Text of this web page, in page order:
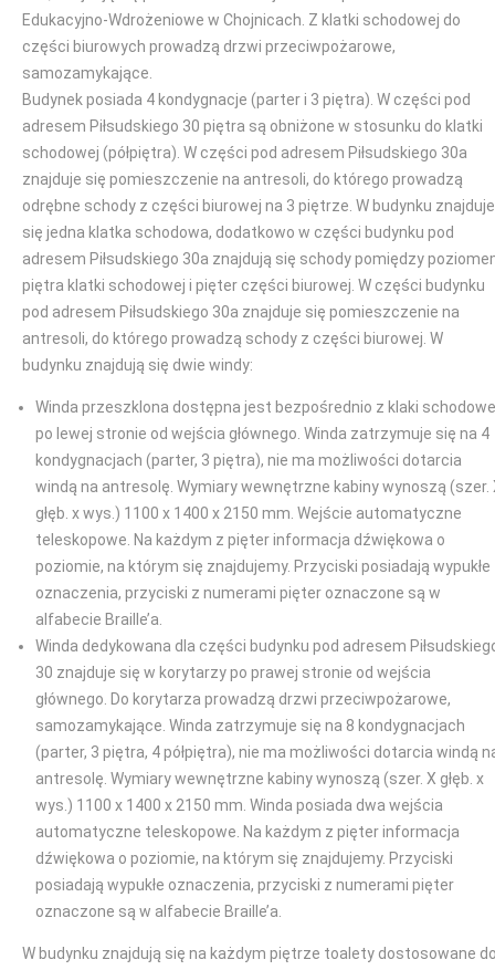
Edukacyjno-Wdrożeniowe w Chojnicach. Z klatki schodowej do
części biurowych prowadzą drzwi przeciwpożarowe,
samozamykające.
Budynek posiada 4 kondygnacje (parter i 3 piętra). W części pod
adresem Piłsudskiego 30 piętra są obniżone w stosunku do klatki
schodowej (półpiętra). W części pod adresem Piłsudskiego 30a
znajduje się pomieszczenie na antresoli, do którego prowadzą
odrębne schody z części biurowej na 3 piętrze. W budynku znajduje
się jedna klatka schodowa, dodatkowo w części budynku pod
adresem Piłsudskiego 30a znajdują się schody pomiędzy
piętra klatki schodowej i pięter części biurowej. W części budynku
pod adresem Piłsudskiego 30a znajduje się pomieszczenie na
antresoli, do którego prowadzą schody z części biurowej. W
budynku znajdują się dwie windy:
Winda przeszklona dostępna jest bezpośrednio z klaki
po lewej stronie od wejścia głównego. Winda zatrzymuje się na 4
kondygnacjach (parter, 3 piętra), nie ma możliwości dotarcia
windą na antresolę. Wymiary wewnętrzne kabiny wynoszą (szer.
głęb. x wys.) 1100 x 1400 x 2150 mm. Wejście automatyczne
teleskopowe. Na każdym z pięter informacja dźwiękowa o
poziomie, na którym się znajdujemy. Przyciski posiadają wypukłe
oznaczenia, przyciski z numerami pięter oznaczone są w
alfabecie Braille’a.
Winda dedykowana dla części budynku pod adresem
30 znajduje się w korytarzy po prawej stronie od wejścia
głównego. Do korytarza prowadzą drzwi przeciwpożarowe,
samozamykające. Winda zatrzymuje się na 8 kondygnacjach
(parter, 3 piętra, 4 półpiętra), nie ma możliwości dotarcia windą
antresolę. Wymiary wewnętrzne kabiny wynoszą (szer. X głęb. x
wys.) 1100 x 1400 x 2150 mm. Winda posiada dwa wejścia
automatyczne teleskopowe. Na każdym z pięter informacja
dźwiękowa o poziomie, na którym się znajdujemy. Przyciski
posiadają wypukłe oznaczenia, przyciski z numerami pięter
oznaczone są w alfabecie Braille’a.
W budynku znajdują się na każdym piętrze toalety dostosowane